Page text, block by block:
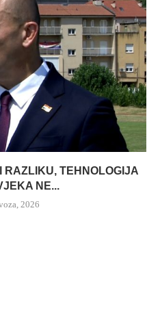
RAZLIKU, TEHNOLOGIJA
NE...
2026